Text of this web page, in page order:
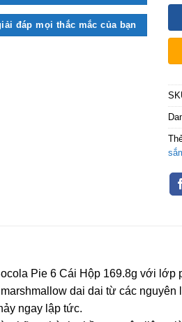
đáp mọi thắc mắc của bạn
Pie 6 Cái Hộp 169.8g với lớp
dai dai từ các
ngay lập tức.